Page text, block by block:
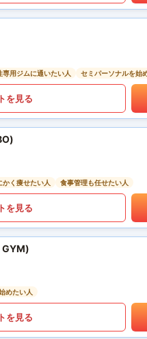
専用ジムに通いたい人 セミパーソナルを始
を見る
かく痩せたい人 食事管理も任せたい人
を見る
GYM)
めたい人
を見る